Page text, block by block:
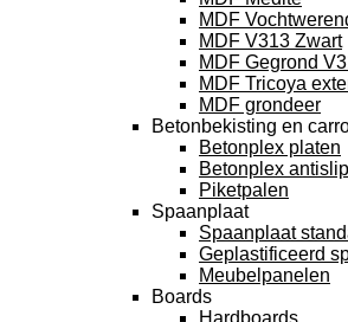
MDF
MDF V313 Zwart
MDF Gegrond
MDF Tricoya
MDF grondeer
Betonbekisting en
Betonplex platen
Betonplex antislip
Piketpalen
Spaanplaat
Spaanplaat
Geplastificeerd
Meubelpanelen
Boards